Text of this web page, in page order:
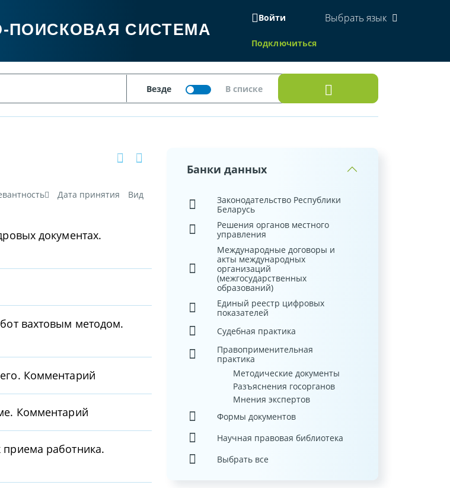
СИСТЕМА
Войти
Подключиться
Выбрать язык
Дата принятия
Вид
документах.
вахтовым методом.
Комментарий
Комментарий
работника.
Банки данных
Законодательство Республики
Беларусь
Решения органов местного
управления
Международные договоры и
акты международных
организаций
(межгосударственных
образований)
Единый реестр цифровых
показателей
Судебная практика
Правоприменительная
практика
Методические документы
Разъяснения госорганов
Мнения экспертов
Формы документов
Научная правовая библиотека
Выбрать все